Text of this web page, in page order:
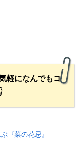
軽になんでもコ
ぶ『菜の花忌』